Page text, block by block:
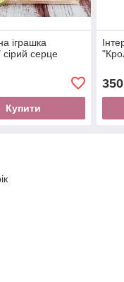
іграшка
серце
Купити
350